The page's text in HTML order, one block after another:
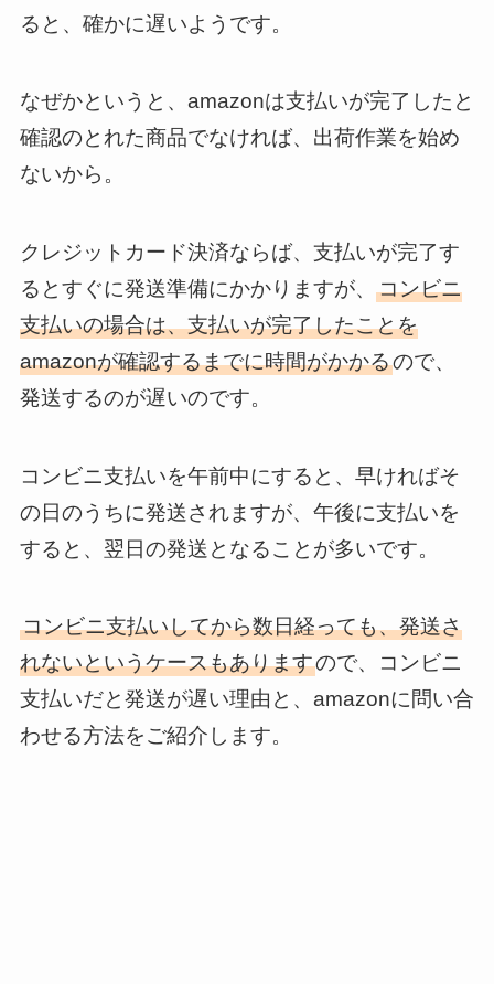
ると、確かに遅いようです。
なぜかというと、amazonは支払いが完了したと
確認のとれた商品でなければ、出荷作業を始め
ないから。
クレジットカード決済ならば、支払いが完了す
るとすぐに発送準備にかかりますが、 コンビニ
支払いの場合は、支払いが完了したことを
amazonが確認するまでに時間がかかるので、
発送するのが遅いのです。
コンビニ支払いを午前中にすると、早ければそ
の日のうちに発送されますが、午後に支払いを
すると、翌日の発送となることが多いです。
コンビニ支払いしてから数日経っても、発送さ
れないというケースもありますので、コンビニ
支払いだと発送が遅い理由と、amazonに問い合
わせる方法をご紹介します。